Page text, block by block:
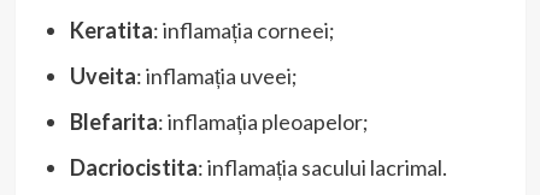
Keratita: inflamația corneei;
Uveita: inflamația uveei;
Blefarita: inflamația pleoapelor;
Dacriocistita: inflamația sacului lacrimal.